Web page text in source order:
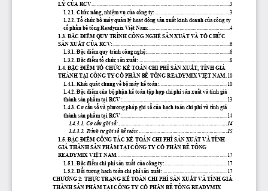
LÝ CỦA RCV........................................................................................................3
1.2.1. Chức năng, nhiệm vụ của công ty: ........................................................3
1.2.2. Tổ chức bộ máy quản lý hoạt động sản xuất kinh doanh của công ty
cổ phần bê tông Readymix Việt Nam:
.............................................................4
1.3. ĐẶC ĐIỂM QUY TRÌNH CÔNG NGHỆ SẢN XUẤT VÀ TỔ CHỨC
SẢN XUẤT CỦA RCV:
........................................................................................6
1.3.1. Đặc điểm quy trình công nghệ: ..............................................................6
1.3.2. Đặc điểm tổ chức sản xuất:
....................................................................8
1.4. ĐẶC ĐIỂM TỔ CHỨC KẾ TOÁN CHI PHÍ SẢN XUẤT, TÍNH GIÁ
THÀNH TẠI CÔNG TY CỔ PHẦN BÊ TÔNG READYMIX VIỆT NAM. 10
1.4.1. Khái quát chung về bộ máy kế toán: ...................................................10
1.4.2. Đặc điểm của bộ phận kế toán tập hợp chi phí sản xuất và tính giá
thành sản phẩm tại RCV: ...............................................................................13
1.4.3. Cơ cấu sổ và phương pháp ghi sổ của hạch toán chi phí và tính giá
thành sản phẩm tại RCV: ...............................................................................14
1.4.3.1. Cơ cấu ghi sổ: ..................................................................................14
1.4.3.2. Trình tự ghi số kế toán: ..................................................................15
1.5. ĐẶC ĐIỂM CÔNG TÁC KẾ TOÁN CHI PHÍ SẢN XUẤT VÀ TÍNH
GIÁ THÀNH SẢN PHẨM TẠI CÔNG TY CỔ PHẦN BÊ TÔNG
READYMIX VIỆT NAM.
..................................................................................17
1.5.1. Đặc điểm chi phí sản xuất của công ty: ...............................................17
1.5.2. Đối tượng hạch toán chi phí sản xuất:
................................................17
CHƯƠNG 2: THỰC TRẠNG KẾ TOÁN CHI PHÍ SẢN XUẤT VÀ TÍNH GIÁ
THÀNH SẢN PHẨM TẠI CÔNG TY CỔ PHẦN BÊ TÔNG READYMIX